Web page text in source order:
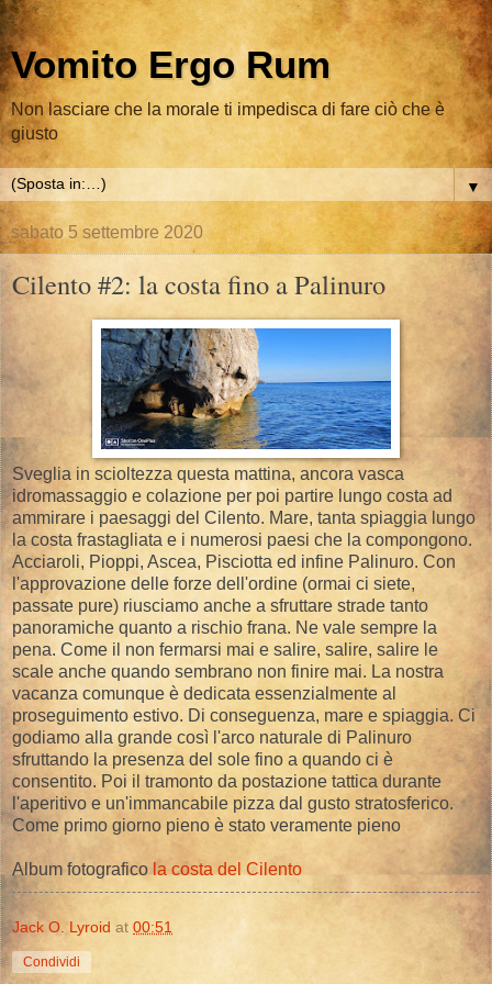
Vomito Ergo Rum
Non lasciare che la morale ti impedisca di fare ciò che è
giusto
▼
sabato 5 settembre 2020
Cilento #2: la costa fino a Palinuro
Sveglia in scioltezza questa mattina, ancora vasca
idromassaggio e colazione per poi partire lungo costa ad
ammirare i paesaggi del Cilento. Mare, tanta spiaggia lungo
la costa frastagliata e i numerosi paesi che la compongono.
Acciaroli, Pioppi, Ascea, Pisciotta ed infine Palinuro. Con
l'approvazione delle forze dell'ordine (ormai ci siete,
passate pure) riusciamo anche a sfruttare strade tanto
panoramiche quanto a rischio frana. Ne vale sempre la
pena. Come il non fermarsi mai e salire, salire, salire le
scale anche quando sembrano non finire mai. La nostra
vacanza comunque è dedicata essenzialmente al
proseguimento estivo. Di conseguenza, mare e spiaggia. Ci
godiamo alla grande così l'arco naturale di Palinuro
sfruttando la presenza del sole fino a quando ci è
consentito. Poi il tramonto da postazione tattica durante
l'aperitivo e un'immancabile pizza dal gusto stratosferico.
Come primo giorno pieno è stato veramente pieno
Album fotografico la costa del Cilento
Jack O. Lyroid at 00:51
Condividi